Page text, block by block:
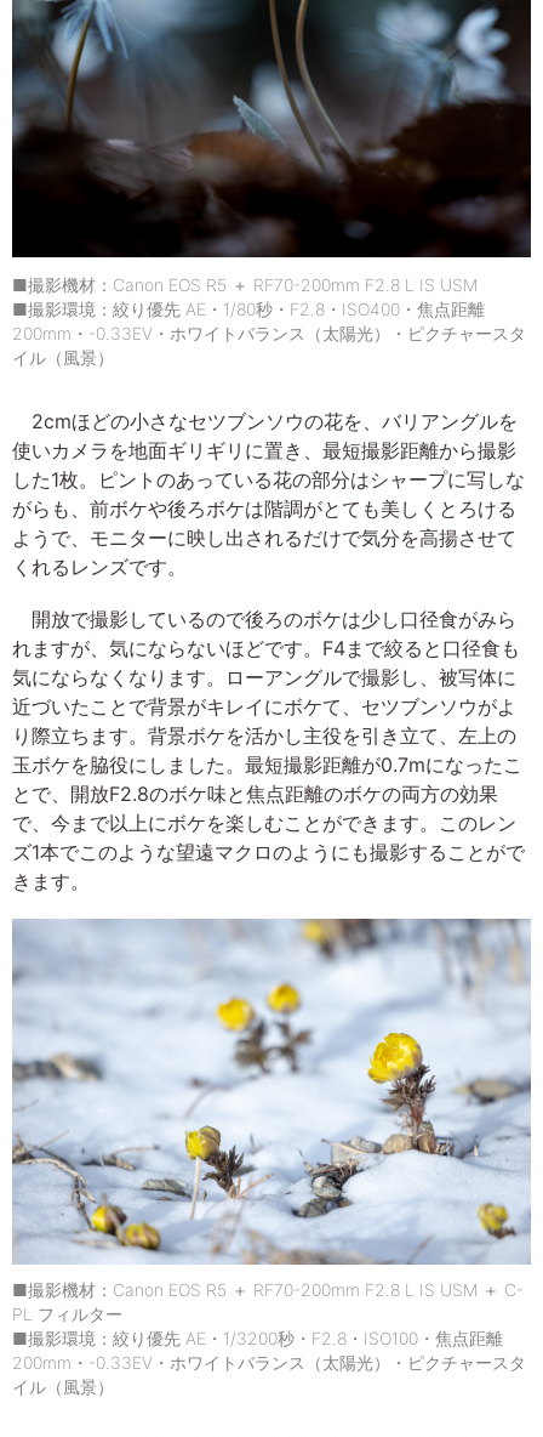
■撮影機材：Canon EOS R5 ＋ RF70-200mm F2.8 L IS USM
■撮影環境：絞り優先 AE・1/80秒・F2.8・ISO400・焦点距離
200mm・-0.33EV・ホワイトバランス（太陽光）・ピクチャースタ
イル（風景）
2cmほどの小さなセツブンソウの花を、バリアングルを
使いカメラを地面ギリギリに置き、最短撮影距離から撮影
した1枚。ピントのあっている花の部分はシャープに写しな
がらも、前ボケや後ろボケは階調がとても美しくとろける
ようで、モニターに映し出されるだけで気分を高揚させて
くれるレンズです。
開放で撮影しているので後ろのボケは少し口径食がみら
れますが、気にならないほどです。F4まで絞ると口径食も
気にならなくなります。ローアングルで撮影し、被写体に
近づいたことで背景がキレイにボケて、セツブンソウがよ
り際立ちます。背景ボケを活かし主役を引き立て、左上の
玉ボケを脇役にしました。最短撮影距離が0.7mになったこ
とで、開放F2.8のボケ味と焦点距離のボケの両方の効果
で、今まで以上にボケを楽しむことができます。このレン
ズ1本でこのような望遠マクロのようにも撮影することがで
きます。
■撮影機材：Canon EOS R5 ＋ RF70-200mm F2.8 L IS USM ＋ C-
PL フィルター
■撮影環境：絞り優先 AE・1/3200秒・F2.8・ISO100・焦点距離
200mm・-0.33EV・ホワイトバランス（太陽光）・ピクチャースタ
イル（風景）